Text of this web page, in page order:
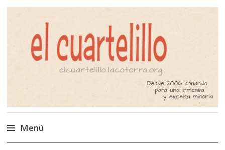
El Cuartelillo
Programa de radio de música
independiente. Podcast
Menú